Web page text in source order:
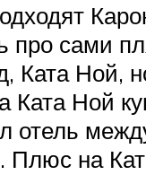
про сами
Ката Ной,
Ката Ной
на